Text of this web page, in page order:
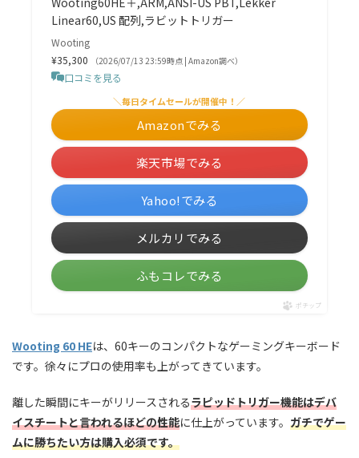
Linear60,US 配列,ラビットトリガー
Wooting
¥35,300
（2026/07/13 23:59時点 | Amazon調べ）
口コミを見る
＼毎日タイムセールが開催中！／
Amazonでみる
楽天市場でみる
Yahoo!でみる
メルカリでみる
ふもコレでみる
ポチップ
Wooting 60 HEは、60キーのコンパクトなゲーミングキーボード
です。徐々にプロの使用率も上がってきています。
離した瞬間にキーがリリースされるラピッドトリガー機能はデバ
イスチートと言われるほどの性能に仕上がっています。 ガチでゲー
ムに勝ちたい方は購入必須です。